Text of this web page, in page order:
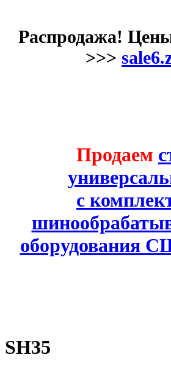
Распродажа!
>>>
Продаем
с
оборудования
SH35